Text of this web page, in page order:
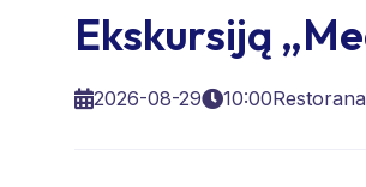
Ekskursiją
2026-08-29 10:00